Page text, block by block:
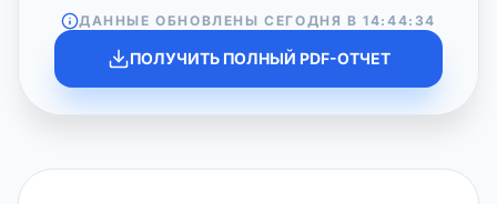
ДАННЫЕ ОБНОВЛЕНЫ СЕГОДНЯ В14:44:34
ПОЛУЧИТЬ ПОЛНЫЙ PDF-ОТЧЕТ